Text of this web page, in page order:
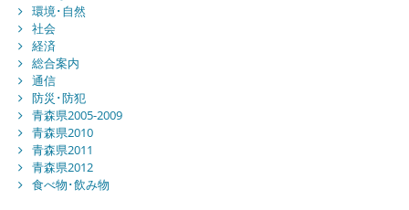
環境･自然
社会
経済
総合案内
通信
防災･防犯
青森県2005-2009
青森県2010
青森県2011
青森県2012
食べ物･飲み物